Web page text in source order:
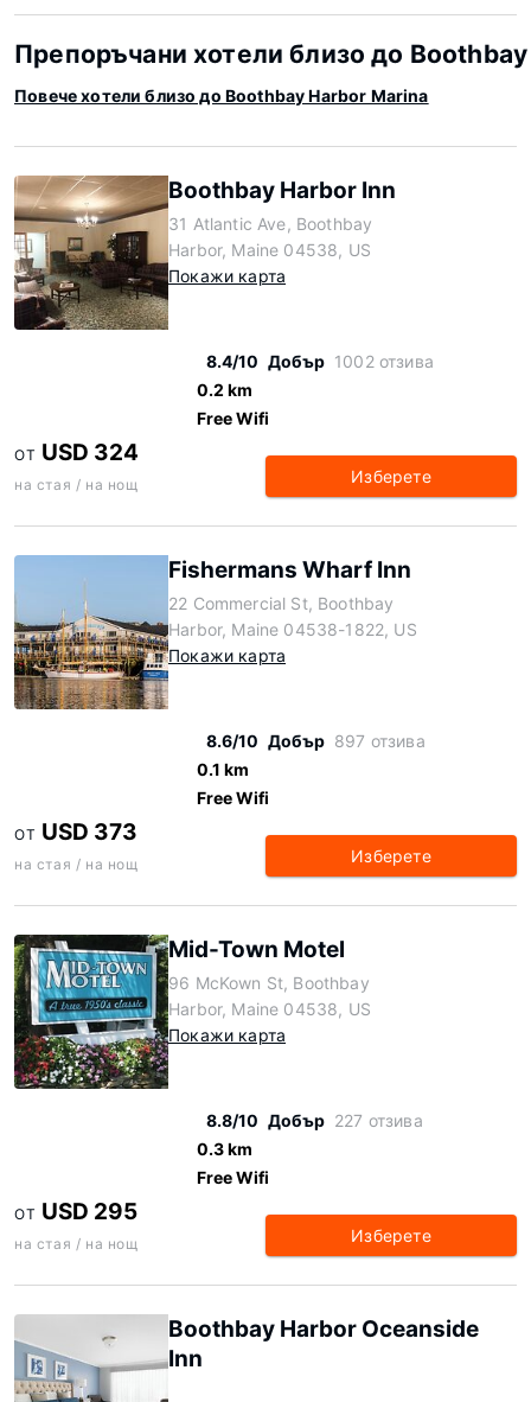
Препоръчани хотели близо до
Повече хотели близо до Boothbay Harbor Marina
Boothbay Harbor Inn
31 Atlantic Ave, Boothbay
Harbor, Maine 04538, US
Покажи карта
8.4/10 Добър 1002 отзива
0.2 km
Free Wifi
ОТ USD 324
на стая / на нощ Изберете
Fishermans Wharf Inn
22 Commercial St, Boothbay
Harbor, Maine 04538-1822, US
Покажи карта
8.6/10 Добър 897 отзива
0.1 km
Free Wifi
ОТ USD 373
на стая / на нощ Изберете
Mid-Town Motel
96 McKown St, Boothbay
Harbor, Maine 04538, US
Покажи карта
8.8/10 Добър 227 отзива
0.3 km
Free Wifi
ОТ USD 295
на стая / на нощ Изберете
Boothbay Harbor Oceanside
Inn